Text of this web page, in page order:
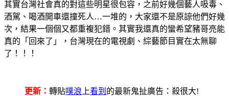
其實台灣社會真的對這些明星很包容，之前好幾個藝人吸毒、
酒駕、喝酒開車還撞死人…一堆的，大家還不是原諒他們好幾
次，結果一個個又都重複犯錯。其實我還真的蠻希望豬哥亮能
真的「回來了」，台灣現在的電視劇、綜藝節目實在太無聊
了！！！
更新： 轉貼噗浪 上看到 的最新鬼扯廣告：殺很大!